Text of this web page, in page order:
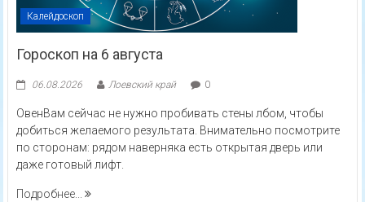
Калейдоскоп
Гороскоп на 6 августа
06.08.2026 Лоевский край 0
ОвенВам сейчас не нужно пробивать стены лбом, чтобы
добиться желаемого результата. Внимательно посмотрите
по сторонам: рядом наверняка есть открытая дверь или
даже готовый лифт.
Подробнее...